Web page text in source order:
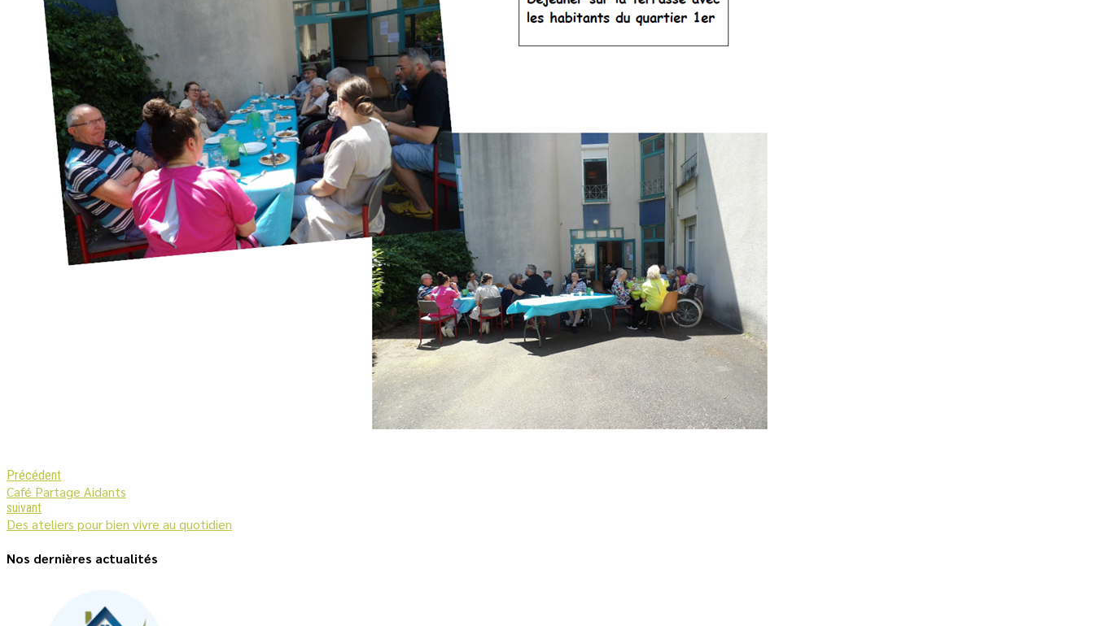
Précédent
Café Partage Aidants
suivant
Des ateliers pour bien vivre au quotidien
Nos dernières actualités